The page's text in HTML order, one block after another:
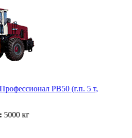
PB50 (г.п. 5 т,
5000 кг